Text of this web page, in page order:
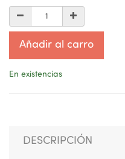
Añadir al carro
En existencias
DESCRIPCIÓN